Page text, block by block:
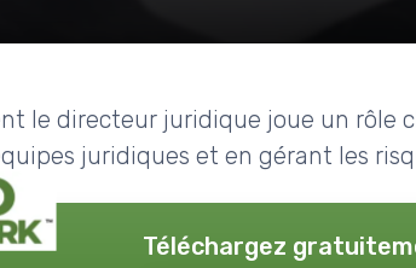
le directeur juridique joue un rôle
juridiques et en gérant les
Téléchargez